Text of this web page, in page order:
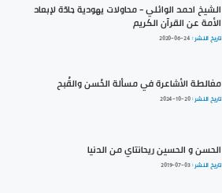
الشيخ احمد الوائلي - محاولات يهودية جادّة لإبعاد
الأمة عن القرآن الكريم
تاريخ النشر : 2020-06-24
مغالطة الأشاعرة في مسألة الحُسن والقُبح
تاريخ النشر :2024-10-20
الحسن و الحسين ريحانتاي من الدنيا
تاريخ النشر :2019-07-03